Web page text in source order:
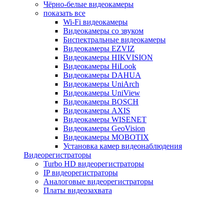
Чёрно-белые видеокамеры
показать все
Wi-Fi видеокамеры
Видеокамеры со звуком
Биспектральные видеокамеры
Видеокамеры EZVIZ
Видеокамеры HIKVISION
Видеокамеры HiLook
Видеокамеры DAHUA
Видеокамеры UniArch
Видеокамеры UniView
Видеокамеры BOSCH
Видеокамеры AXIS
Видеокамеры WISENET
Видеокамеры GeoVision
Видеокамеры MOBOTIX
Установка камер видеонаблюдения
Видеорегистраторы
Turbo HD видеорегистраторы
IP видеорегистраторы
Аналоговые видеорегистраторы
Платы видеозахвата